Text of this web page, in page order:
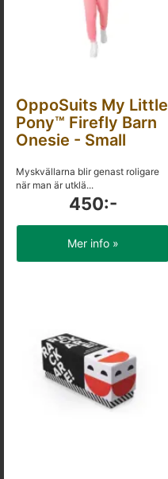
OppoSuits My Little
Pony™ Firefly Barn
Onesie - Small
Myskvällarna blir genast roligare
när man är utklä...
450:-
Mer info »